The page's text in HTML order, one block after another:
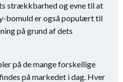
strækkbarhed og evne til at
bomuld er også populært til
på grund af dets
på de mange forskellige
på markedet i dag. Hver